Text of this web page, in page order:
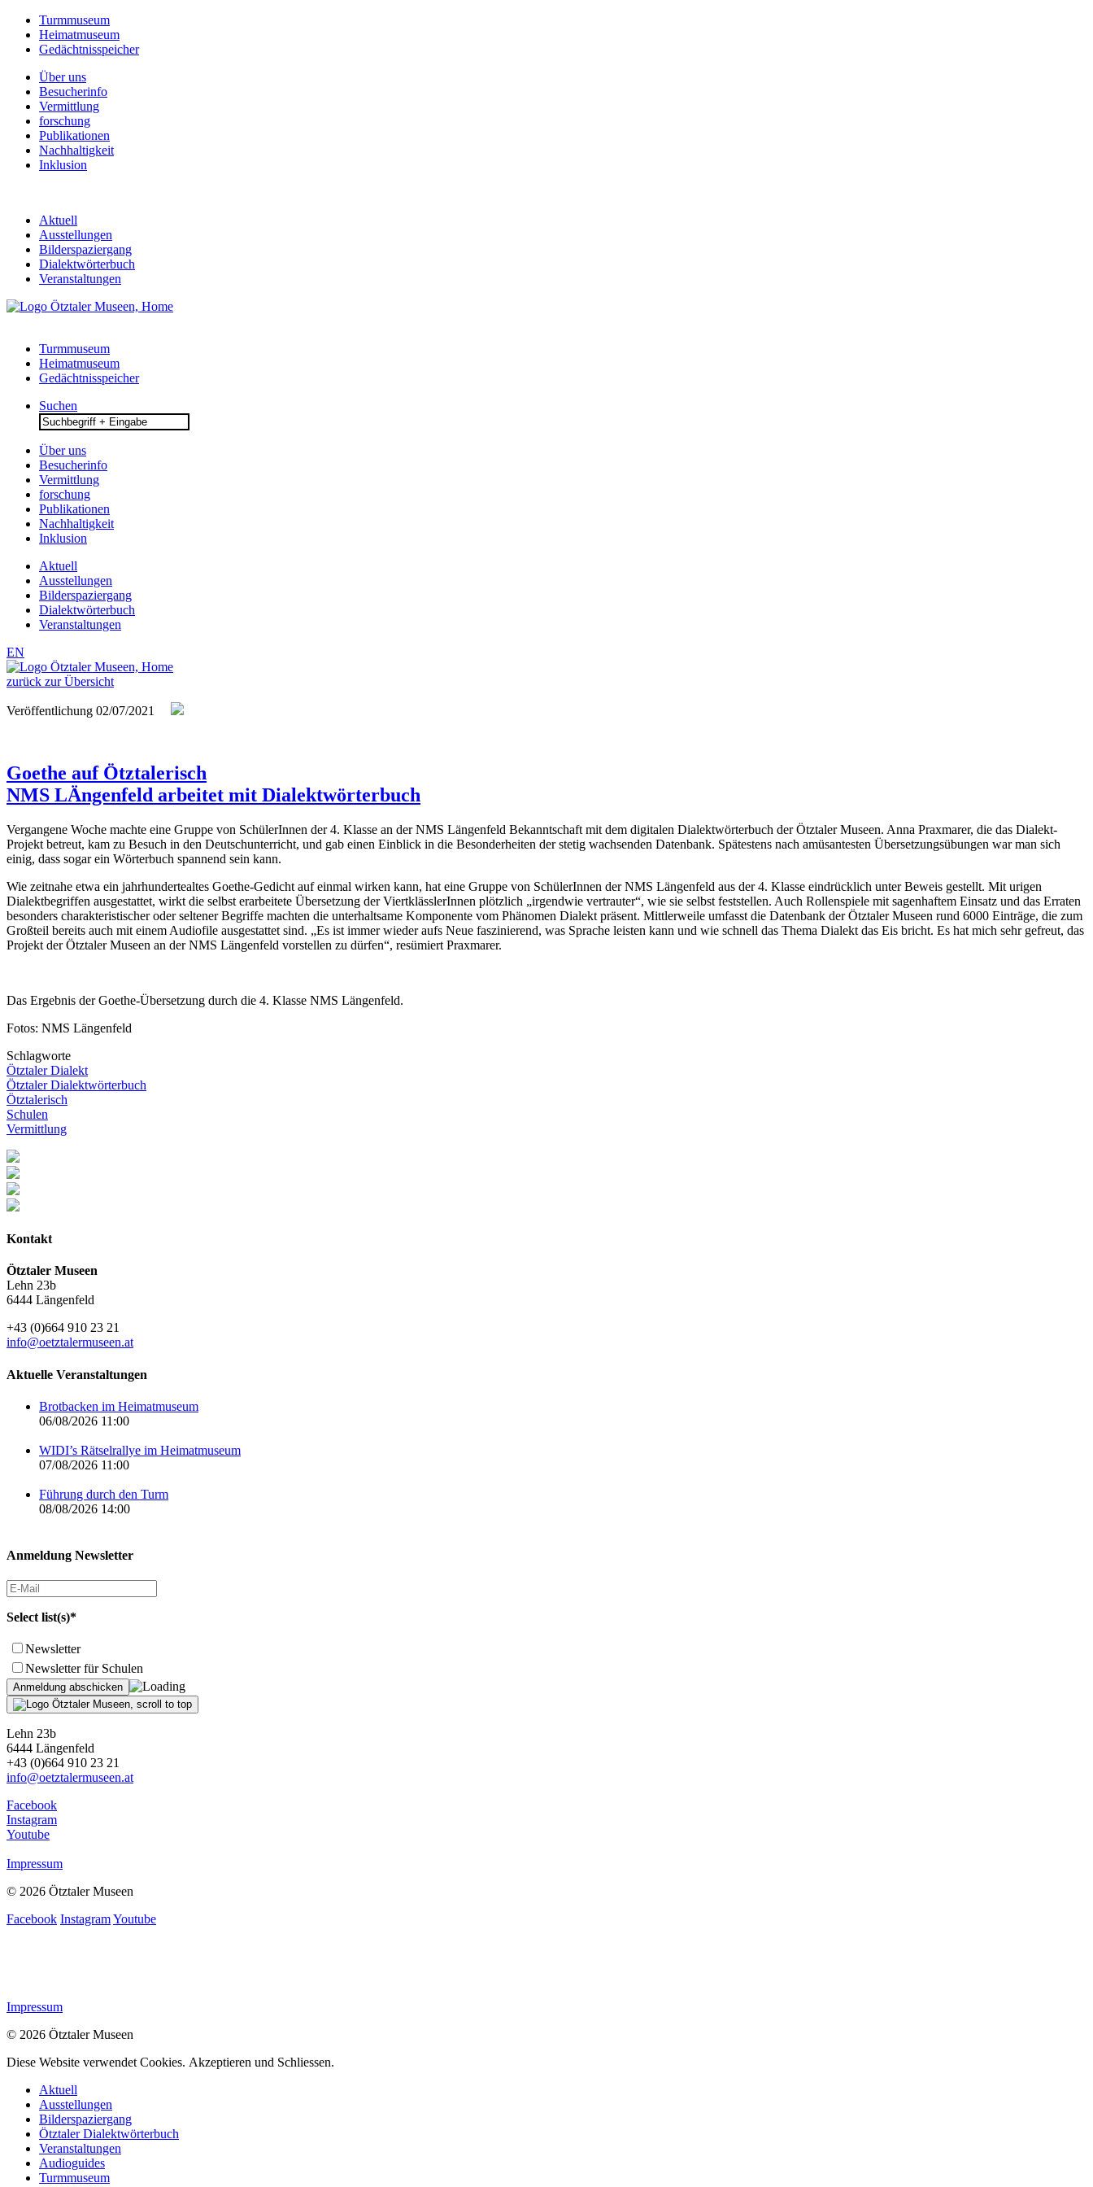
Turmmuseum
Heimatmuseum
Gedächtnisspeicher
Über uns
Besucherinfo
Vermittlung
forschung
Publikationen
Nachhaltigkeit
Inklusion
Aktuell
Ausstellungen
Bilderspaziergang
Dialektwörterbuch
Veranstaltungen
Turmmuseum
Heimatmuseum
Gedächtnisspeicher
Suchen
Search
for:
Über uns
Besucherinfo
Vermittlung
forschung
Publikationen
Nachhaltigkeit
Inklusion
Aktuell
Ausstellungen
Bilderspaziergang
Dialektwörterbuch
Veranstaltungen
EN
zurück zur Übersicht
Veröffentlichung 02/07/2021
Goethe auf Ötztalerisch
NMS LÄngenfeld arbeitet mit Dialektwörterbuch
Vergangene Woche machte eine Gruppe von SchülerInnen der 4. Klasse an der NMS Längenfeld Bekanntschaft mit dem digitalen Dialektwörterbuch der Ötztaler Museen. Anna Praxmarer, die das Dialekt-
Projekt betreut, kam zu Besuch in den Deutschunterricht, und gab einen Einblick in die Besonderheiten der stetig wachsenden Datenbank. Spätestens nach amüsantesten Übersetzungsübungen war man sich
einig, dass sogar ein Wörterbuch spannend sein kann.
Wie zeitnahe etwa ein jahrhundertealtes Goethe-Gedicht auf einmal wirken kann, hat eine Gruppe von SchülerInnen der NMS Längenfeld aus der 4. Klasse eindrücklich unter Beweis gestellt. Mit urigen
Dialektbegriffen ausgestattet, wirkt die selbst erarbeitete Übersetzung der ViertklässlerInnen plötzlich „irgendwie vertrauter“, wie sie selbst feststellen. Auch Rollenspiele mit sagenhaftem Einsatz und das Erraten
besonders charakteristischer oder seltener Begriffe machten die unterhaltsame Komponente vom Phänomen Dialekt präsent. Mittlerweile umfasst die Datenbank der Ötztaler Museen rund 6000 Einträge, die zum
Großteil bereits auch mit einem Audiofile ausgestattet sind. „Es ist immer wieder aufs Neue faszinierend, was Sprache leisten kann und wie schnell das Thema Dialekt das Eis bricht. Es hat mich sehr gefreut, das
Projekt der Ötztaler Museen an der NMS Längenfeld vorstellen zu dürfen“, resümiert Praxmarer.
Das Ergebnis der Goethe-Übersetzung durch die 4. Klasse NMS Längenfeld.
Fotos: NMS Längenfeld
Schlagworte
Ötztaler Dialekt
Ötztaler Dialektwörterbuch
Ötztalerisch
Schulen
Vermittlung
Kontakt
Ötztaler Museen
Lehn 23b
6444 Längenfeld
+43 (0)664 910 23 21
info@oetztalermuseen.at
Aktuelle Veranstaltungen
Brotbacken im Heimatmuseum
06/08/2026 11:00
WIDI’s Rätselrallye im Heimatmuseum
07/08/2026 11:00
Führung durch den Turm
08/08/2026 14:00
Anmeldung Newsletter
Select list(s)*
Newsletter
Newsletter für Schulen
Lehn 23b
6444 Längenfeld
+43 (0)664 910 23 21
info@oetztalermuseen.at
Facebook
Instagram
Youtube
Impressum
© 2026 Ötztaler Museen
Facebook InstagramYoutube
Impressum
© 2026 Ötztaler Museen
Diese Website verwendet Cookies. Akzeptieren und Schliessen.
Aktuell
Ausstellungen
Bilderspaziergang
Ötztaler Dialektwörterbuch
Veranstaltungen
Audioguides
Turmmuseum